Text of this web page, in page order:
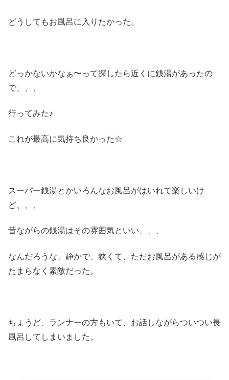
どうしてもお風呂に入りたかった。
どっかないかなぁ〜って探したら近くに銭湯があったの
で、、、
行ってみた♪
これが最高に気持ち良かった☆
スーパー銭湯とかいろんなお風呂がはいれて楽しいけ
ど、、、
昔ながらの銭湯はその雰囲気といい、、、
なんだろうな、静かで、狭くて、ただお風呂がある感じが
たまらなく素敵だった。
ちょうど、ランナーの方もいて、お話しながらついつい長
風呂してしまいました。